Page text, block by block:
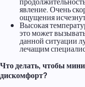
явление. Очень
ощущения
Высокая
это может
данной ситуации
лечащим
Что делать, чтобы
дискомфорт?